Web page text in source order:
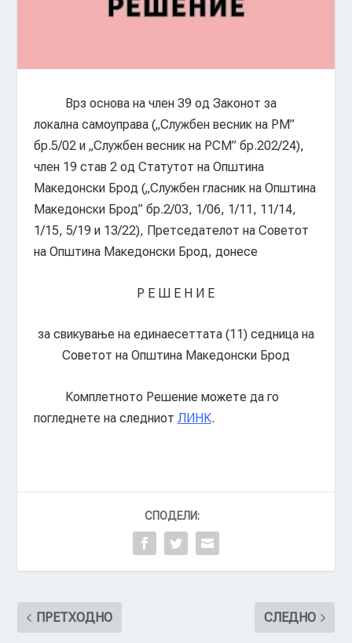
Врз основа на член 39 од Законот за
локална самоуправа („Службен весник на РМ”
бр.5/02 и „Службен весник на РСМ” бр.202/24),
член 19 став 2 од Статутот на Општина
Македонски Брод („Службен гласник на Општина
Македонски Брод” бр.2/03, 1/06, 1/11, 11/14,
1/15, 5/19 и 13/22), Претседателот на Советот
на Општина Македонски Брод, донесе
Р Е Ш Е Н И Е
за свикување на единаесеттата (11) седница на
Советот на Општина Македонски Брод
Комплетното Решение можете да го
погледнете на следниот ЛИНК.
СПОДЕЛИ:
ПРЕТХОДНО СЛЕДНО